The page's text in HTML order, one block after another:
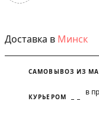
Доставка в Минск
САМОВЫВОЗ ИЗ
КУРЬЕРОМ в